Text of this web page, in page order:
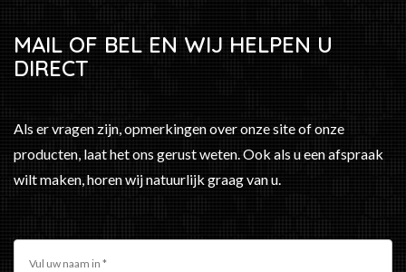
MAIL OF BEL EN WIJ HELPEN U
DIRECT
Als er vragen zijn, opmerkingen over onze site of onze
producten, laat het ons gerust weten. Ook als u een afspraak
wilt maken, horen wij natuurlijk graag van u.